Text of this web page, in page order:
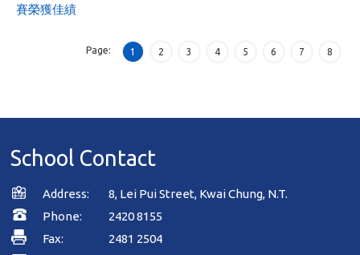
賽榮獲佳績
Page: 1 2 3 4 5 6 7 8
School Contact
Address:8, Lei Pui Street, Kwai Chung, N.T.
Phone:
2420 8155
Fax:
2481 2504